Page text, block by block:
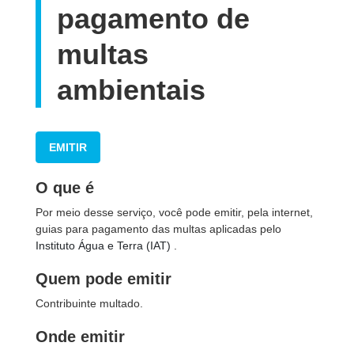
pagamento de
multas
ambientais
EMITIR
O que é
Por meio desse serviço, você pode emitir, pela internet,
guias para pagamento das multas aplicadas pelo
Instituto Água e Terra (IAT)
Quem pode emitir
Contribuinte multado.
Onde emitir